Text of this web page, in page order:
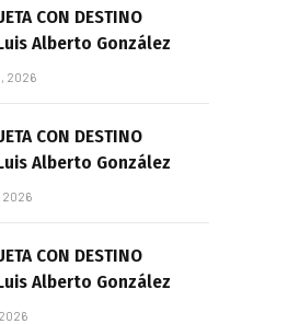
CON DESTINO
Alberto González
2026
CON DESTINO
Alberto González
2026
CON DESTINO
Alberto González